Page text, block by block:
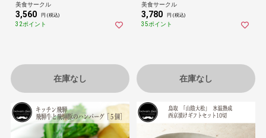
美食サークル
3,560 円 (税込)
32ポイント
在庫なし
美食サークル
3,780 円 (税込)
35ポイント
在庫なし